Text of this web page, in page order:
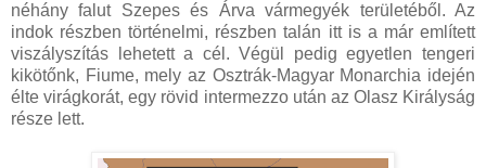
néhány falut Szepes és Árva vármegyék területéből. Az
indok részben történelmi, részben talán itt is a már említett
viszályszítás lehetett a cél. Végül pedig egyetlen tengeri
kikötőnk, Fiume, mely az Osztrák-Magyar Monarchia idején
élte virágkorát, egy rövid intermezzo után az Olasz Királyság
része lett.